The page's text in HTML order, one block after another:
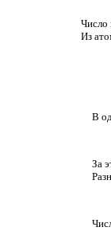
Число
Из
В
За